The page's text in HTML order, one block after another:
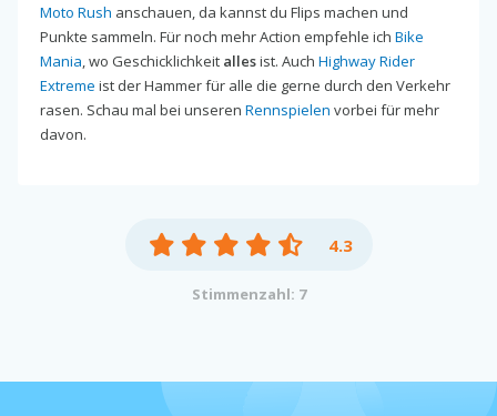
Moto Rush anschauen, da kannst du Flips machen und
Punkte sammeln. Für noch mehr Action empfehle ich Bike
Mania, wo Geschicklichkeit allesist. Auch Highway Rider
Extreme ist der Hammer für alle die gerne durch den Verkehr
rasen. Schau mal bei unseren Rennspielen vorbei für mehr
davon.
4.3
Stimmenzahl: 7